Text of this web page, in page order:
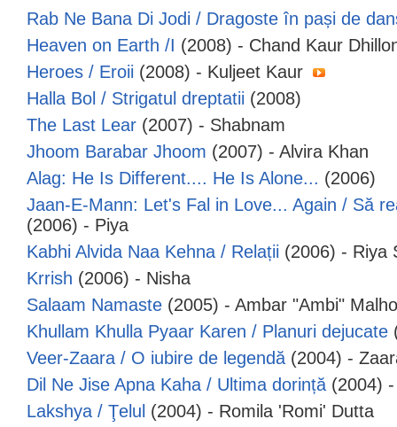
Rab Ne Bana Di Jodi / Dragoste în pași de
Heaven on Earth /I (2008) - Chand Kaur
Heroes / Eroii (2008) - Kuljeet Kaur
Halla Bol / Strigatul dreptatii (2008)
The Last Lear (2007) - Shabnam
Jhoom Barabar Jhoom (2007) - Alvira Khan
Alag: He Is Different.... He Is Alone... (2006)
Jaan-E-Mann: Let's Fal in Love... Again / Să
(2006) - Piya
Kabhi Alvida Naa Kehna / Relații (2006) - Riya
Krrish (2006) - Nisha
Salaam Namaste (2005) - Ambar "Ambi"
Khullam Khulla Pyaar Karen / Planuri dejucate
Veer-Zaara / O iubire de legendă (2004) -
Dil Ne Jise Apna Kaha / Ultima dorință (2004)
Lakshya / Ţelul (2004) - Romila 'Romi' Dutta